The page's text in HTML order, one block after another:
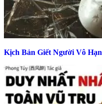
Kịch Bản Giết Người Vô Hạn